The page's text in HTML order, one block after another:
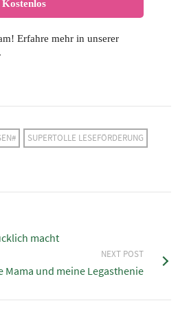
Erfahre mehr in unserer
.
SUPERTOLLE LESEFÖRDERUNG
macht
NEXT POST
Mama und meine Legasthenie